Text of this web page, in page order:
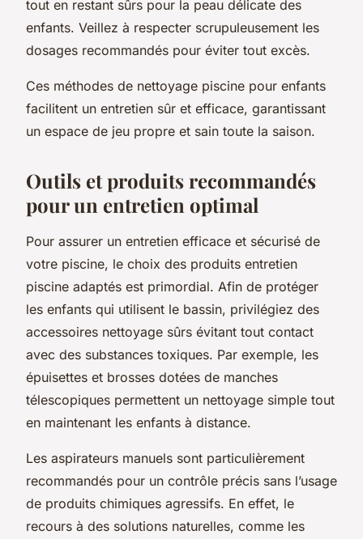
tout en restant sûrs pour la peau délicate des
enfants. Veillez à respecter scrupuleusement les
dosages recommandés pour éviter tout excès.
Ces méthodes de nettoyage piscine pour enfants
facilitent un entretien sûr et efficace, garantissant
un espace de jeu propre et sain toute la saison.
Outils et produits recommandés
pour un entretien optimal
Pour assurer un entretien efficace et sécurisé de
votre piscine, le choix des produits entretien
piscine adaptés est primordial. Afin de protéger
les enfants qui utilisent le bassin, privilégiez des
accessoires nettoyage sûrs évitant tout contact
avec des substances toxiques. Par exemple, les
épuisettes et brosses dotées de manches
télescopiques permettent un nettoyage simple tout
en maintenant les enfants à distance.
Les aspirateurs manuels sont particulièrement
recommandés pour un contrôle précis sans l’usage
de produits chimiques agressifs. En effet, le
recours à des solutions naturelles, comme les